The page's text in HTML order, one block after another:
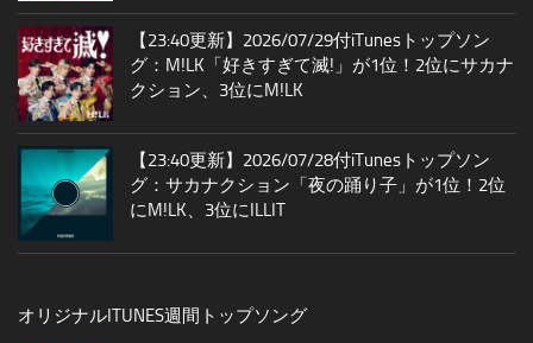
【23:40更新】2026/07/29付iTunesトップソン
グ：M!LK「好きすぎて滅!」が1位！2位にサカナ
クション、3位にM!LK
【23:40更新】2026/07/28付iTunesトップソン
グ：サカナクション「夜の踊り子」が1位！2位
にM!LK、3位にILLIT
オリジナルITUNES週間トップソング